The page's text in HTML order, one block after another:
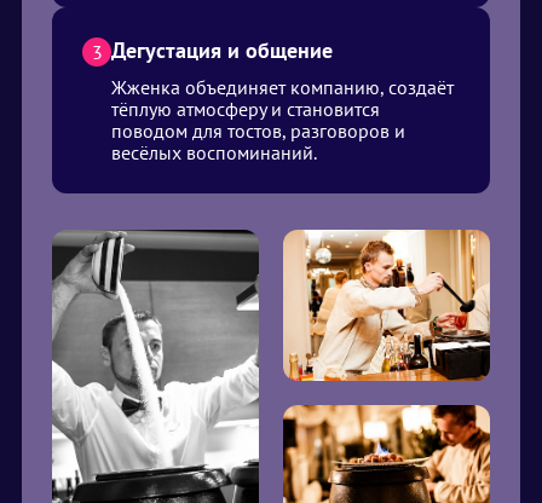
3 Дегустация и общение
Жженка объединяет компанию, создаёт
тёплую атмосферу и становится
поводом для тостов, разговоров и
весёлых воспоминаний.